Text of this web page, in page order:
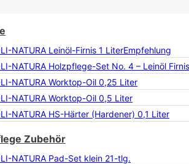
NATURA Leinöl-Firnis 1 LiterEmpfehlung
NATURA Holzpflege-Set No. 4 – Leinöl Firnis
NATURA Worktop-Oil 0,25 Liter
NATURA Worktop-Oil 0,5 Liter
NATURA HS-Härter (Hardener) 0,1 Liter
Zubehör
NATURA Pad-Set klein 21-tlg.